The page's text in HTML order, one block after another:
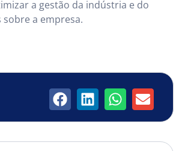
a gestão da indústria e do
a empresa.